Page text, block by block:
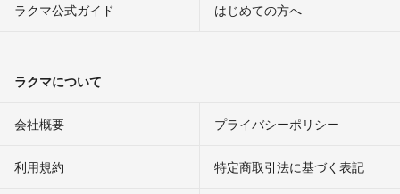
ラクマ公式ガイド はじめての方へ
ラクマについて
会社概要 プライバシーポリシー
利用規約 特定商取引法に基づく表記